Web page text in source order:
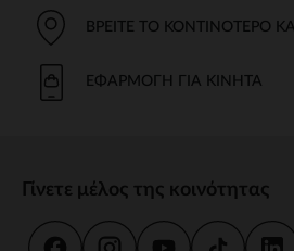
ΒΡΕΊΤΕ ΤΟ ΚΟΝΤΙΝΌΤΕΡΟ
ΕΦΑΡΜΟΓΉ ΓΙΑ ΚΙΝΗΤΆ
Γίνετε μέλος της κοινότητας